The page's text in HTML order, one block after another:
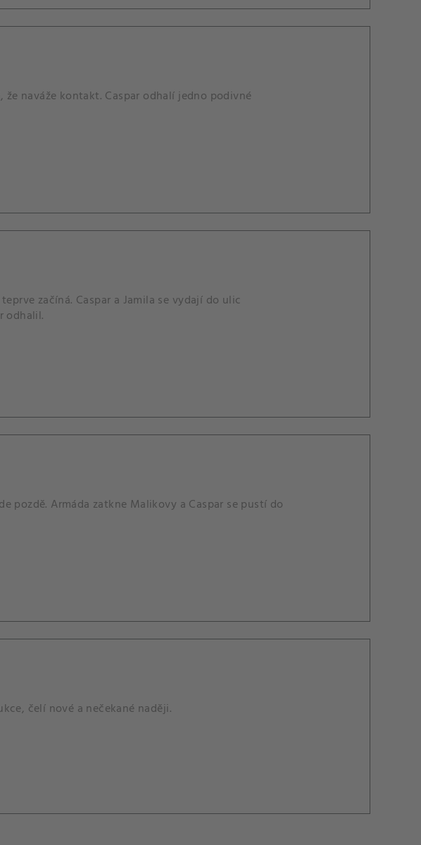
naváže kontakt. Caspar odhalí jedno podivné
začíná. Caspar a Jamila se vydají do ulic
odhalil.
pozdě. Armáda zatkne Malikovy a Caspar se pustí do
čelí nové a nečekané naději.